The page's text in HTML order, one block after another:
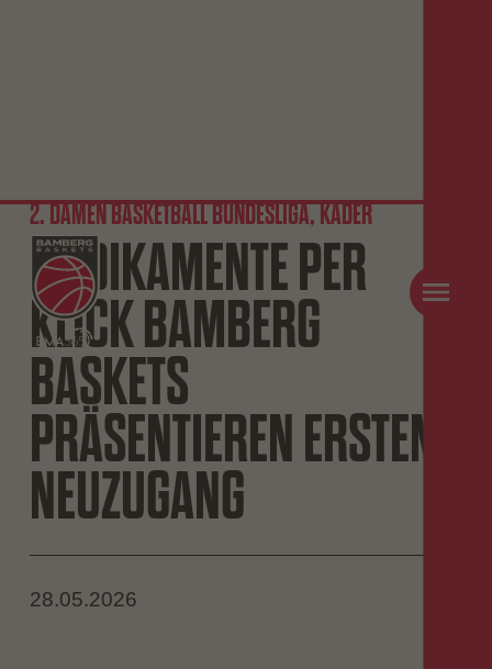
2. DAMEN BASKETBALL BUNDESLIGA, KADER
MEDIKAMENTE PER
KLICK BAMBERG
BASKETS
PRÄSENTIEREN ERSTEN
NEUZUGANG
28.05.2026